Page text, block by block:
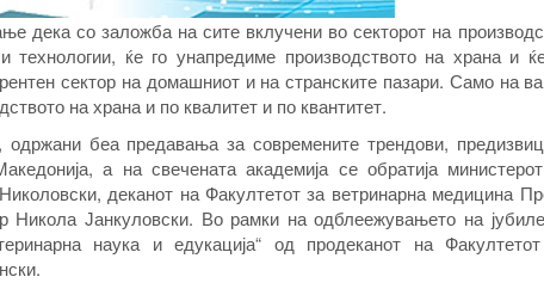
дека со заложба на сите вклучени во секторот на
ќе го унапредиме производството на храна и
сектор на домашниот и на странските пазари. Само на
на храна и по квалитет и по квантитет.
одржани беа предавања за современите трендови,
а на свечената академија се обратија
деканот на Факултетот за ветринарна медицина
Никола Јанкуловски. Во рамки на одблеежувањето на
наука и едукација“ од продеканот на